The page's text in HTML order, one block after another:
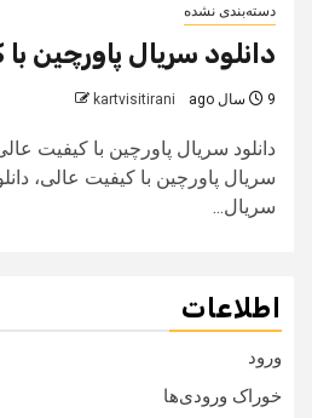
دسته‌بندی نشده
دانلود سریال پاورچین
9 سال ago kartvisitirani
دانلود سریال پاورچین با کیفیت
سریال پاورچین با کیفیت عالی،
سریال...
اطلاعات
ورود
خوراک ورودی‌ها